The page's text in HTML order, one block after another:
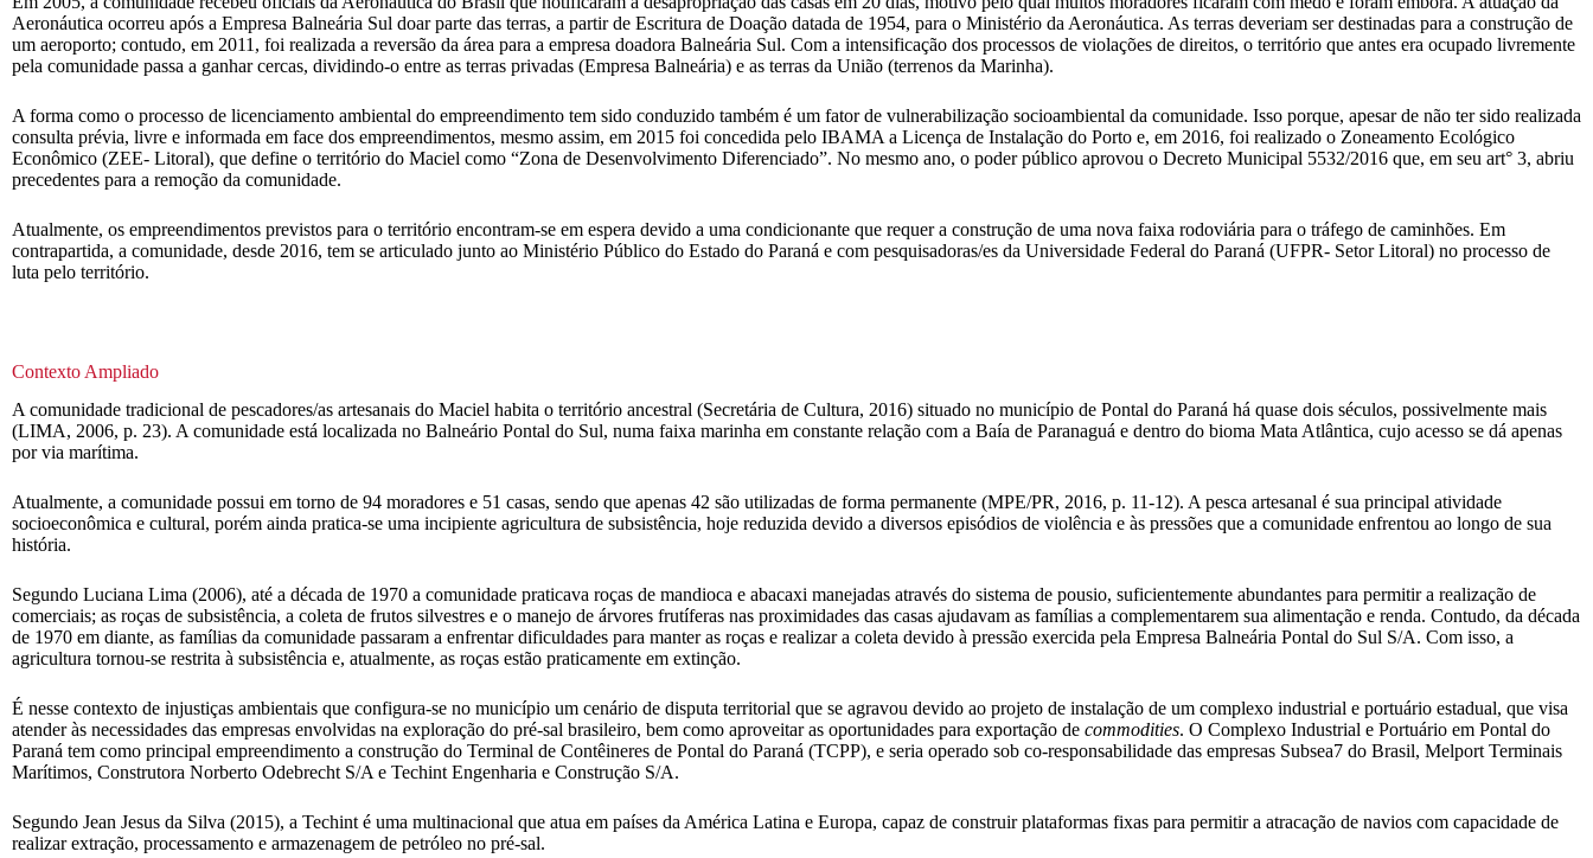
Aeronáutica ocorreu após a Empresa Balneária Sul doar parte das terras, a partir de Escritura de Doação datada de 1954, para o Ministério da Aeronáutica. As terras deveriam ser destinadas para a construção de
um aeroporto; contudo, em 2011, foi realizada a reversão da área para a empresa doadora Balneária Sul. Com a intensificação dos processos de violações de direitos, o território que antes era ocupado livremente
pela comunidade passa a ganhar cercas, dividindo-o entre as terras privadas (Empresa Balneária) e as terras da União (terrenos da Marinha).
A forma como o processo de licenciamento ambiental do empreendimento tem sido conduzido também é um fator de vulnerabilização socioambiental da comunidade. Isso porque, apesar de não ter sido realizada
consulta prévia, livre e informada em face dos empreendimentos, mesmo assim, em 2015 foi concedida pelo IBAMA a Licença de Instalação do Porto e, em 2016, foi realizado o Zoneamento Ecológico
Econômico (ZEE- Litoral), que define o território do Maciel como “Zona de Desenvolvimento Diferenciado”. No mesmo ano, o poder público aprovou o Decreto Municipal 5532/2016 que, em seu art° 3, abriu
precedentes para a remoção da comunidade.
Atualmente, os empreendimentos previstos para o território encontram-se em espera devido a uma condicionante que requer a construção de uma nova faixa rodoviária para o tráfego de caminhões. Em
contrapartida, a comunidade, desde 2016, tem se articulado junto ao Ministério Público do Estado do Paraná e com pesquisadoras/es da Universidade Federal do Paraná (UFPR- Setor Litoral) no processo de
luta pelo território.
Contexto Ampliado
A comunidade tradicional de pescadores/as artesanais do Maciel habita o território ancestral (Secretária de Cultura, 2016) situado no município de Pontal do Paraná há quase dois séculos, possivelmente mais
(LIMA, 2006, p. 23). A comunidade está localizada no Balneário Pontal do Sul, numa faixa marinha em constante relação com a Baía de Paranaguá e dentro do bioma Mata Atlântica, cujo acesso se dá apenas
por via marítima.
Atualmente, a comunidade possui em torno de 94 moradores e 51 casas, sendo que apenas 42 são utilizadas de forma permanente (MPE/PR, 2016, p. 11-12). A pesca artesanal é sua principal atividade
socioeconômica e cultural, porém ainda pratica-se uma incipiente agricultura de subsistência, hoje reduzida devido a diversos episódios de violência e às pressões que a comunidade enfrentou ao longo de sua
história.
Segundo Luciana Lima (2006), até a década de 1970 a comunidade praticava roças de mandioca e abacaxi manejadas através do sistema de pousio, suficientemente abundantes para permitir a realização de
comerciais; as roças de subsistência, a coleta de frutos silvestres e o manejo de árvores frutíferas nas proximidades das casas ajudavam as famílias a complementarem sua alimentação e renda. Contudo, da década
de 1970 em diante, as famílias da comunidade passaram a enfrentar dificuldades para manter as roças e realizar a coleta devido à pressão exercida pela Empresa Balneária Pontal do Sul S/A. Com isso, a
agricultura tornou-se restrita à subsistência e, atualmente, as roças estão praticamente em extinção.
É nesse contexto de injustiças ambientais que configura-se no município um cenário de disputa territorial que se agravou devido ao projeto de instalação de um complexo industrial e portuário estadual, que visa
atender às necessidades das empresas envolvidas na exploração do pré-sal brasileiro, bem como aproveitar as oportunidades para exportação de commodities. O Complexo Industrial e Portuário em Pontal do
Paraná tem como principal empreendimento a construção do Terminal de Contêineres de Pontal do Paraná (TCPP), e seria operado sob co-responsabilidade das empresas Subsea7 do Brasil, Melport Terminais
Marítimos, Construtora Norberto Odebrecht S/A e Techint Engenharia e Construção S/A.
Segundo Jean Jesus da Silva (2015), a Techint é uma multinacional que atua em países da América Latina e Europa, capaz de construir plataformas fixas para permitir a atracação de navios com capacidade de
realizar extração, processamento e armazenagem de petróleo no pré-sal.